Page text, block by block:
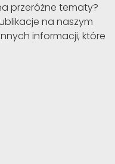
przeróżne tematy?
na naszym
informacji, które